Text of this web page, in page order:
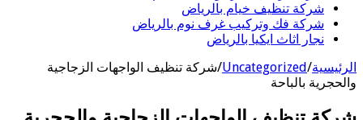
شركة تنظيف خيام بالرياض
شركة فك وتركيب غرف نوم بالرياض
نجار اثاث ايكيا بالرياض
الرئيسية/
Uncategorized
/شركة تنظيف الواجهات الزجاجية
والحجرية بالباحة